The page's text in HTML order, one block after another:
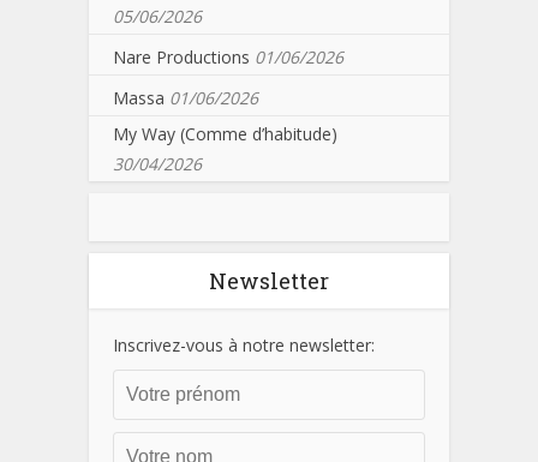
05/06/2026
Nare Productions 01/06/2026
Massa 01/06/2026
My Way (Comme d’habitude)
30/04/2026
Newsletter
Inscrivez-vous à notre newsletter: